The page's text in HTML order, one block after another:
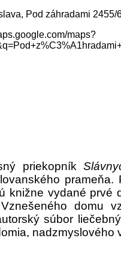
Pod záhradami 2455/
maps?
priekopník
knižne vydané prvé
domu
súbor